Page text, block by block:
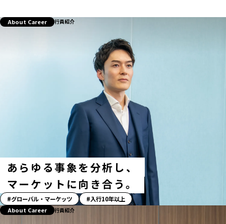
あらゆる事象を分析し、
マーケットに向き合う。
About Career 行員紹介
「ス
ト
グローバル・マーケッツ 入行10年以上
About Career 行員紹介